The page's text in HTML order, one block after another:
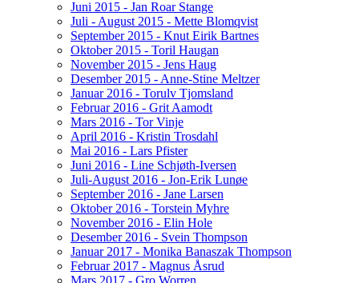
Juni 2015 - Jan Roar Stange
Juli - August 2015 - Mette Blomqvist
September 2015 - Knut Eirik Bartnes
Oktober 2015 - Toril Haugan
November 2015 - Jens Haug
Desember 2015 - Anne-Stine Meltzer
Januar 2016 - Torulv Tjomsland
Februar 2016 - Grit Aamodt
Mars 2016 - Tor Vinje
April 2016 - Kristin Trosdahl
Mai 2016 - Lars Pfister
Juni 2016 - Line Schjøth-Iversen
Juli-August 2016 - Jon-Erik Lunøe
September 2016 - Jane Larsen
Oktober 2016 - Torstein Myhre
November 2016 - Elin Hole
Desember 2016 - Svein Thompson
Januar 2017 - Monika Banaszak Thompson
Februar 2017 - Magnus Åsrud
Mars 2017 - Gro Worren